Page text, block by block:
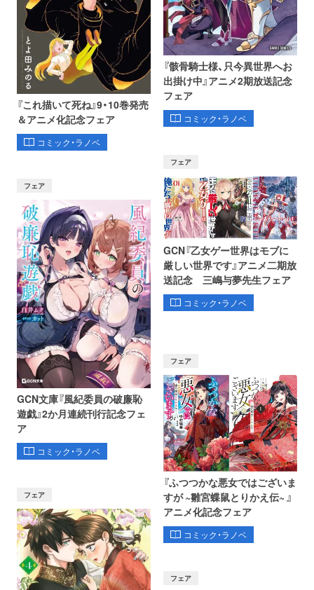
『これ描いて死ね』9・10巻発売
＆アニメ化記念フェア
コミック・ラノベ
『骸骨騎士様、只今異世界へお
出掛け中』アニメ2期放送記念
フェア
コミック・ラノベ
フェア
GCN文庫『風紀委員の破廉恥
遊戯』2か月連続刊行記念フェ
ア
コミック・ラノベ
フェア
GCN『乙女ゲー世界はモブに
厳しい世界です』アニメ二期放
送記念 三嶋与夢先生フェア
コミック・ラノベ
フェア
フェア
『ふつつかな悪女ではございま
すが ~雛宮蝶鼠とりかえ伝~ 』
アニメ化記念フェア
コミック・ラノベ
フェア